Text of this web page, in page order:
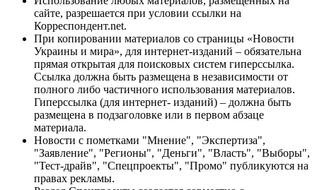
сайте, разрешается при условии ссылки на
Корреспондент.net.
При копировании материалов со страницы «Новости
Украины и мира», для интернет-изданий – обязательна
прямая открытая для поисковых систем гиперссылка.
Ссылка должна быть размещена в независимости от
полного либо частичного использования материалов.
Гиперссылка (для интернет- изданий) – должна быть
размещена в подзаголовке или в первом абзаце
материала.
Новости с пометками "Мнение", "Экспертиза",
"Заявление", "Регионы", "Деньги", "Власть", "Выборы",
"Тест-драйв", "Спецпроекты", "Промо" публикуются на
правах рекламы.